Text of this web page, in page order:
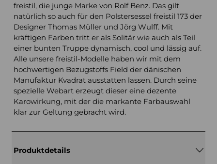
freistil, die junge Marke von Rolf Benz. Das gilt
natürlich so auch für den Polstersessel freistil 173 der
Designer Thomas Müller und Jörg Wulff. Mit
kräftigen Farben tritt er als Solitär wie auch als Teil
einer bunten Truppe dynamisch, cool und lässig auf.
Alle unsere freistil-Modelle haben wir mit dem
hochwertigen Bezugstoffs Field der dänischen
Manufaktur Kvadrat ausstatten lassen. Durch seine
spezielle Webart erzeugt dieser eine dezente
Karowirkung, mit der die markante Farbauswahl
klar zur Geltung gebracht wird.
Produktdetails